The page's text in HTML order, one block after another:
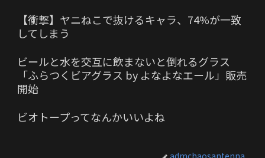
【衝撃】ヤニねこで抜けるキャラ、74%が一致
してしまう
ビールと水を交互に飲まないと倒れるグラス
「ふらつくビアグラス by よなよなエール」販売
開始
ビオトープってなんかいいよね
admchaosantenna